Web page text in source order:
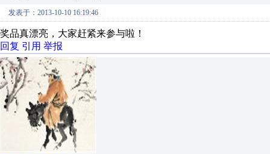
发表于：2013-10-10 16:19:46
奖品真漂亮，大家赶紧来参与啦！
回复 引用 举报